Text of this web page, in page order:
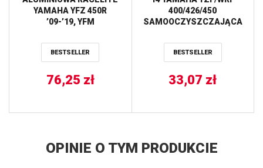
YAMAHA YFZ 450R
’09-’19, YFM
(458838JTA)
(JTR1857.38) (ŁAŃC. 520)
BESTSELLER
76,25 zł
400/426/450
SAMOOCZYSZCZAJĄCA
520)YFZ 450 ’04-’13 JT
BESTSELLER
33,07 zł
OPINIE O TYM PRODUKCIE